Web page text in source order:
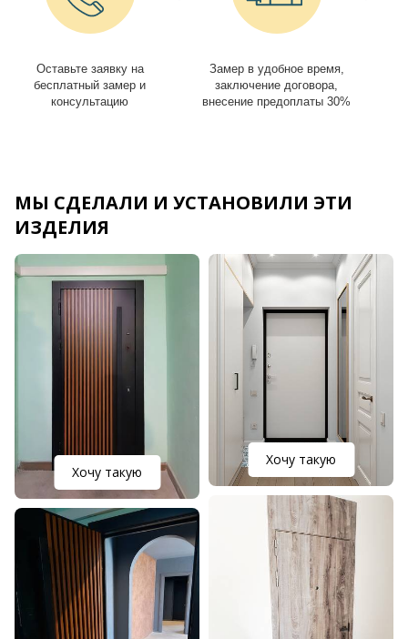
Оставьте заявку на
бесплатный замер и
консультацию
Замер в удобное время,
заключение договора,
внесение предоплаты 30%
МЫ СДЕЛАЛИ И УСТАНОВИЛИ ЭТИ
ИЗДЕЛИЯ
Хочу такую
Хочу такую